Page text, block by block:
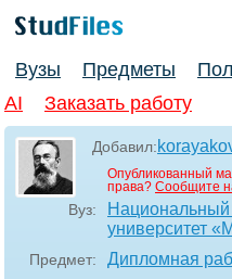
Вузы Предметы
AI
Заказать работу
Добавил:
Опубликованный
права? Сообщите
Вуз:
Национальный
университет
Предмет: Дипломная